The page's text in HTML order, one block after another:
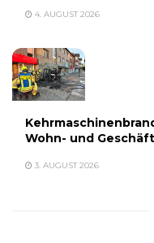
4. AUGUST 2026
Wohn- und
3. AUGUST 2026